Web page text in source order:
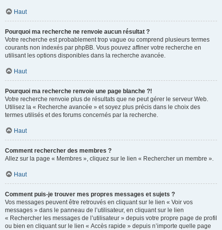
Haut
Pourquoi ma recherche ne renvoie aucun résultat ?
Votre recherche est probablement trop vague ou comprend plusieurs termes
courants non indexés par phpBB. Vous pouvez affiner votre recherche en
utilisant les options disponibles dans la recherche avancée.
Haut
Pourquoi ma recherche renvoie une page blanche ?!
Votre recherche renvoie plus de résultats que ne peut gérer le serveur Web.
Utilisez la « Recherche avancée » et soyez plus précis dans le choix des
termes utilisés et des forums concernés par la recherche.
Haut
Comment rechercher des membres ?
Allez sur la page « Membres », cliquez sur le lien « Rechercher un membre ».
Haut
Comment puis-je trouver mes propres messages et sujets ?
Vos messages peuvent être retrouvés en cliquant sur le lien « Voir vos
messages » dans le panneau de l’utilisateur, en cliquant sur le lien
« Rechercher les messages de l’utilisateur » depuis votre propre page de profil
ou bien en cliquant sur le lien « Accès rapide » depuis n’importe quelle page